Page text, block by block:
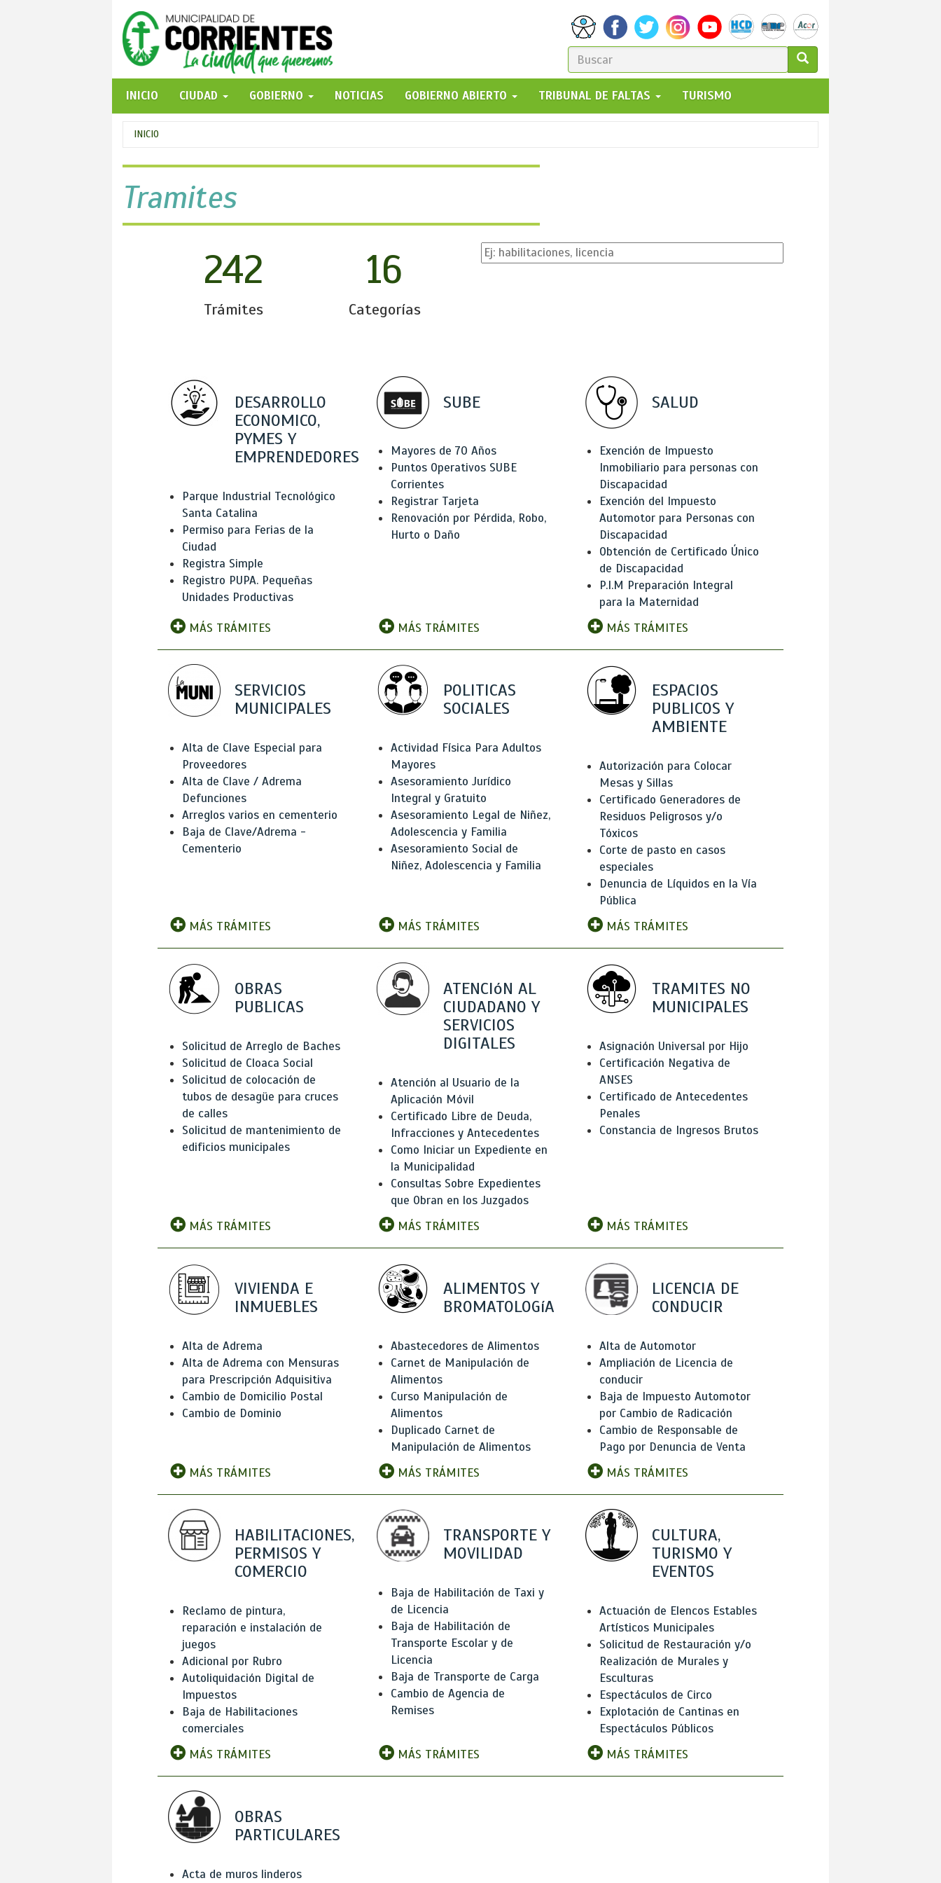
FORMULARIO
DE
BÚSQUEDA
GO!
INICIO
CIUDAD GOBIERNO NOTICIAS GOBIERNO ABIERTO TRIBUNAL DE FALTAS TURISMO
Se
encuentra
usted
aquí
INICIO
Tramites
242
Trámites
16
Categorías
DESARROLLO
ECONOMICO,
PYMES Y
EMPRENDEDORES
Parque Industrial Tecnológico
Santa Catalina
Permiso para Ferias de la
Ciudad
Registra Simple
Registro PUPA. Pequeñas
Unidades Productivas
MÁS TRÁMITES
SUBE
Mayores de 70 Años
Puntos Operativos SUBE
Corrientes
Registrar Tarjeta
Renovación por Pérdida, Robo,
Hurto o Daño
MÁS TRÁMITES
SALUD
Exención de Impuesto
Inmobiliario para personas con
Discapacidad
Exención del Impuesto
Automotor para Personas con
Discapacidad
Obtención de Certificado Único
de Discapacidad
P.I.M Preparación Integral
para la Maternidad
MÁS TRÁMITES
SERVICIOS
MUNICIPALES
Alta de Clave Especial para
Proveedores
Alta de Clave / Adrema
Defunciones
Arreglos varios en cementerio
Baja de Clave/Adrema -
Cementerio
MÁS TRÁMITES
POLITICAS
SOCIALES
Actividad Física Para Adultos
Mayores
Asesoramiento Jurídico
Integral y Gratuito
Asesoramiento Legal de Niñez,
Adolescencia y Familia
Asesoramiento Social de
Niñez, Adolescencia y Familia
MÁS TRÁMITES
ESPACIOS
PUBLICOS Y
AMBIENTE
Autorización para Colocar
Mesas y Sillas
Certificado Generadores de
Residuos Peligrosos y/o
Tóxicos
Corte de pasto en casos
especiales
Denuncia de Líquidos en la Vía
Pública
MÁS TRÁMITES
OBRAS
PUBLICAS
Solicitud de Arreglo de Baches
Solicitud de Cloaca Social
Solicitud de colocación de
tubos de desagüe para cruces
de calles
Solicitud de mantenimiento de
edificios municipales
MÁS TRÁMITES
ATENCIóN AL
CIUDADANO Y
SERVICIOS
DIGITALES
Atención al Usuario de la
Aplicación Móvil
Certificado Libre de Deuda,
Infracciones y Antecedentes
Como Iniciar un Expediente en
la Municipalidad
Consultas Sobre Expedientes
que Obran en los Juzgados
MÁS TRÁMITES
TRAMITES NO
MUNICIPALES
Asignación Universal por Hijo
Certificación Negativa de
ANSES
Certificado de Antecedentes
Penales
Constancia de Ingresos Brutos
MÁS TRÁMITES
VIVIENDA E
INMUEBLES
Alta de Adrema
Alta de Adrema con Mensuras
para Prescripción Adquisitiva
Cambio de Domicilio Postal
Cambio de Dominio
MÁS TRÁMITES
ALIMENTOS Y
BROMATOLOGíA
Abastecedores de Alimentos
Carnet de Manipulación de
Alimentos
Curso Manipulación de
Alimentos
Duplicado Carnet de
Manipulación de Alimentos
MÁS TRÁMITES
LICENCIA DE
CONDUCIR
Alta de Automotor
Ampliación de Licencia de
conducir
Baja de Impuesto Automotor
por Cambio de Radicación
Cambio de Responsable de
Pago por Denuncia de Venta
MÁS TRÁMITES
HABILITACIONES,
PERMISOS Y
COMERCIO
Reclamo de pintura,
reparación e instalación de
juegos
Adicional por Rubro
Autoliquidación Digital de
Impuestos
Baja de Habilitaciones
comerciales
MÁS TRÁMITES
TRANSPORTE Y
MOVILIDAD
Baja de Habilitación de Taxi y
de Licencia
Baja de Habilitación de
Transporte Escolar y de
Licencia
Baja de Transporte de Carga
Cambio de Agencia de
Remises
MÁS TRÁMITES
CULTURA,
TURISMO Y
EVENTOS
Actuación de Elencos Estables
Artísticos Municipales
Solicitud de Restauración y/o
Realización de Murales y
Esculturas
Espectáculos de Circo
Explotación de Cantinas en
Espectáculos Públicos
MÁS TRÁMITES
OBRAS
PARTICULARES
Acta de muros linderos